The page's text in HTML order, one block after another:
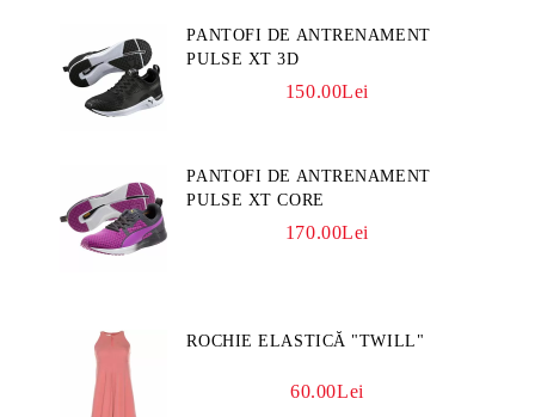
PANTOFI DE ANTRENAMENT
PULSE XT 3D
150.00Lei
PANTOFI DE ANTRENAMENT
PULSE XT CORE
170.00Lei
ROCHIE ELASTICĂ "TWILL"
60.00Lei